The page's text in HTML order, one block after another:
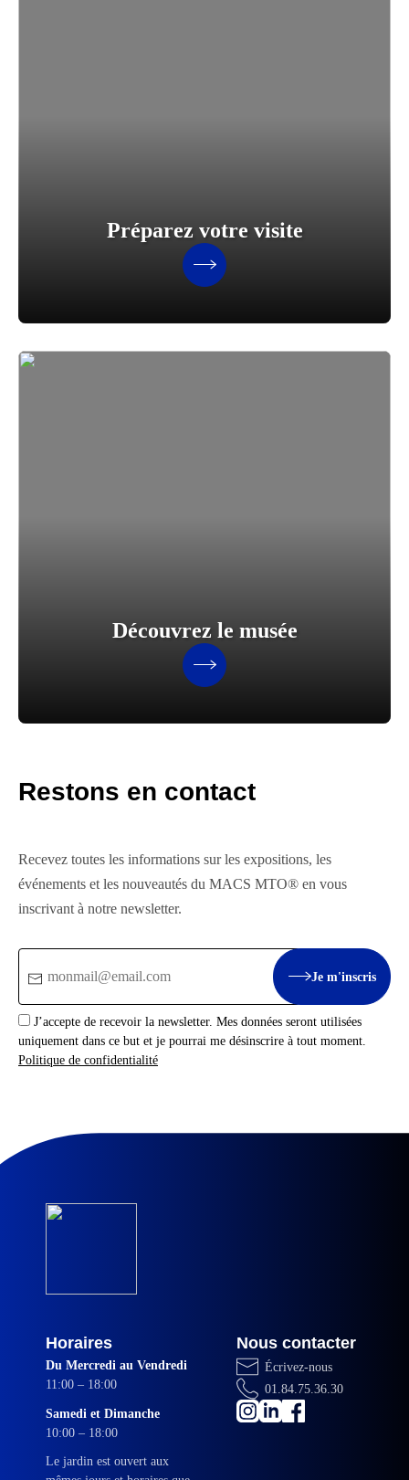
Préparez votre visite
Découvrez le musée
Restons en contact
Recevez toutes les informations sur les expositions, les
événements et les nouveautés du MACS MTO® en vous
inscrivant à notre newsletter.
Je m'inscris
J’accepte de recevoir la newsletter. Mes données seront utilisées
uniquement dans ce but et je pourrai me désinscrire à tout moment.
Politique de confidentialité
Horaires
Du Mercredi au Vendredi
11:00 – 18:00
Samedi et Dimanche
10:00 – 18:00
Le jardin est ouvert aux
Nous contacter
Écrivez-nous
01.84.75.36.30